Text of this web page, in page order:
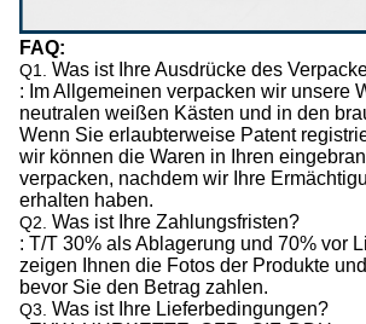
FAQ:
Q1. Was ist Ihre Ausdrücke des
: Im Allgemeinen verpacken wir unsere
neutralen weißen Kästen und in den
Wenn Sie erlaubterweise Patent
wir können die Waren in Ihren
verpacken, nachdem wir Ihre
erhalten haben.
Q2. Was ist Ihre Zahlungsfristen?
: T/T 30% als Ablagerung und 70% vor
zeigen Ihnen die Fotos der Produkte
bevor Sie den Betrag zahlen.
Q3. Was ist Ihre Lieferbedingungen?